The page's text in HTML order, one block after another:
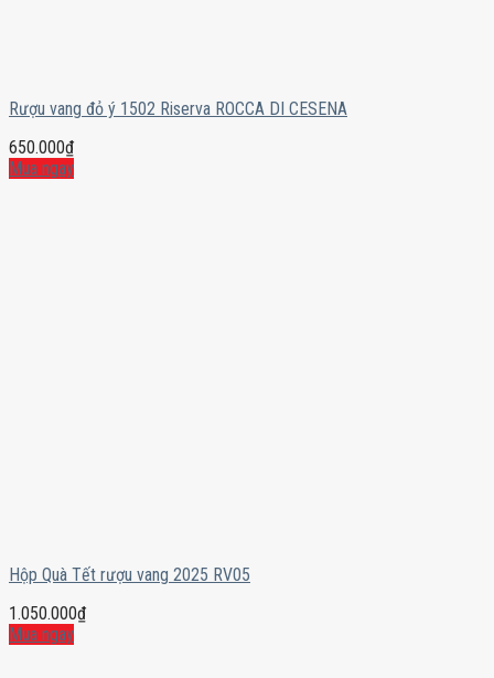
Rượu vang đỏ ý 1502 Riserva ROCCA DI CESENA
650.000₫
Mua ngay
Hộp Quà Tết rượu vang 2025 RV05
1.050.000₫
Mua ngay